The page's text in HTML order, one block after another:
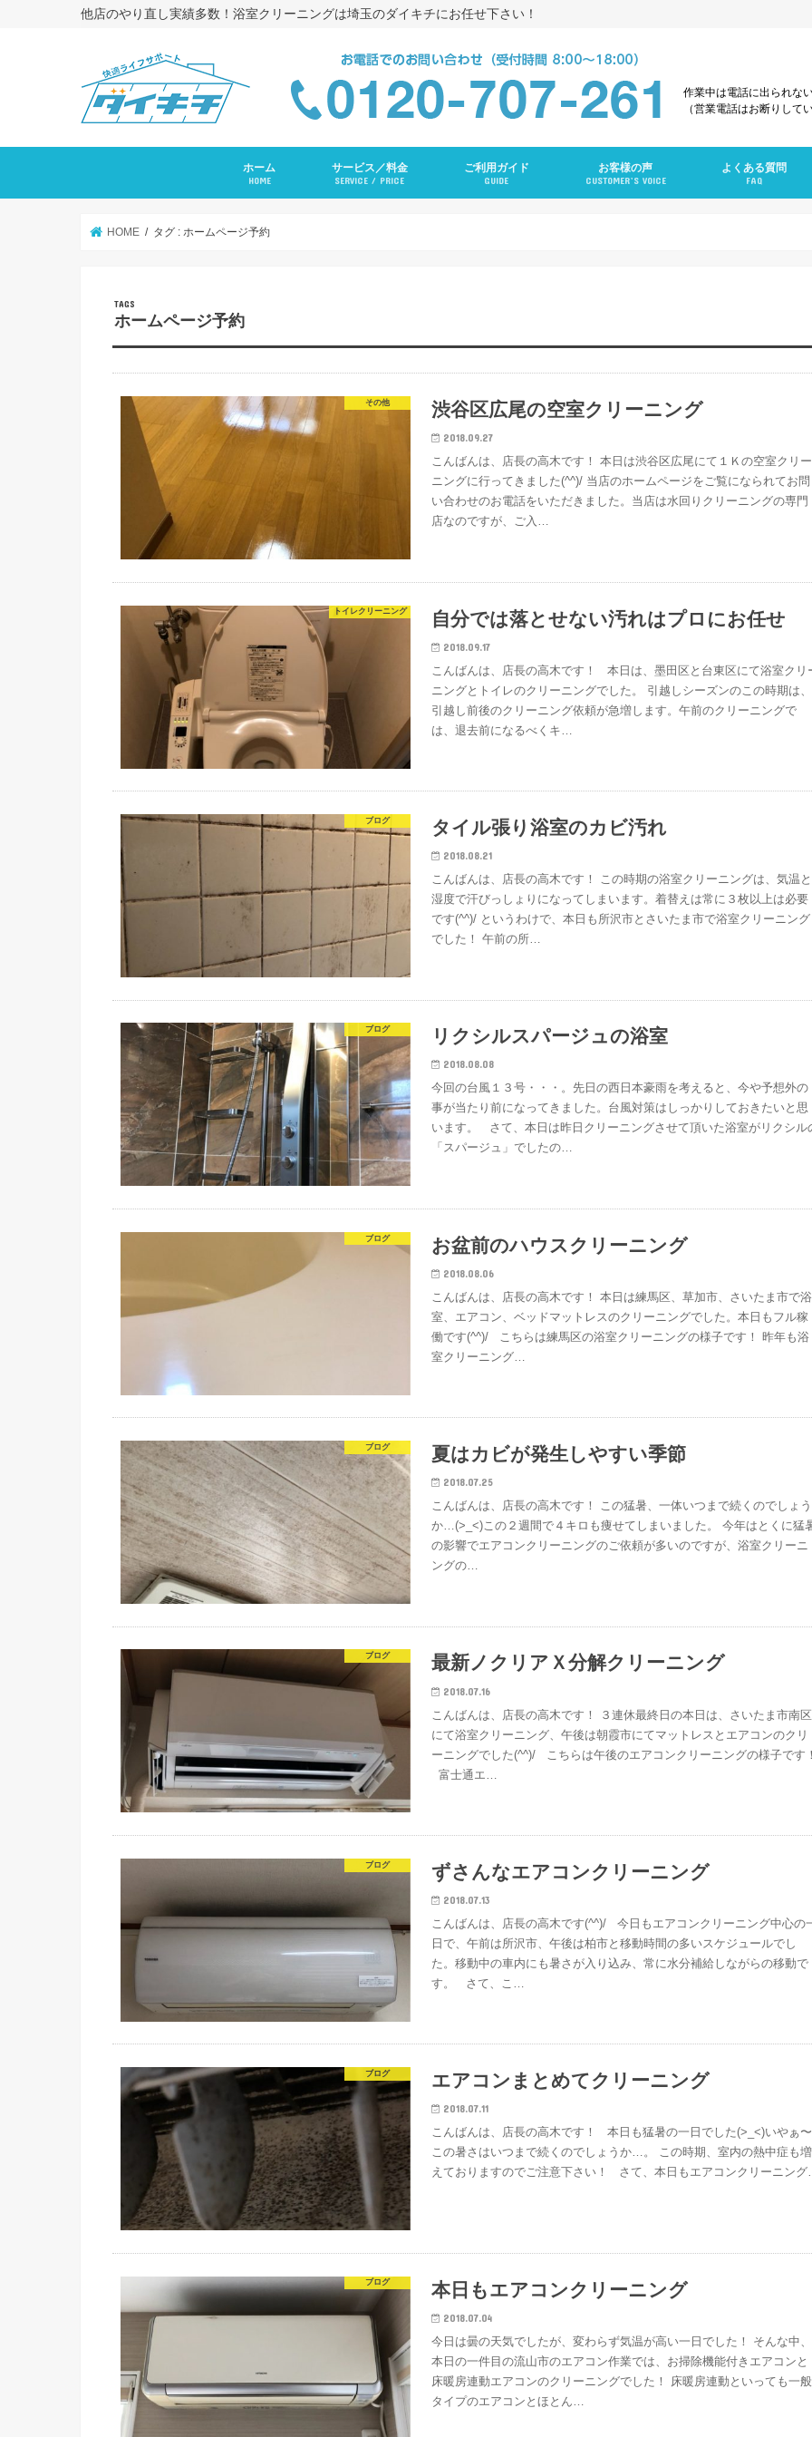
他店のやり直し実績多数！浴室クリーニングは埼玉のダイキチにお任せ下さい！
作業中は電話に出られな
（営業電話はお断りして
ホーム
HOME
サービス／料金
SERVICE / PRICE
ご利用ガイド
GUIDE
お客様の声
CUSTOMER’S VOICE
よくある質問
FAQ
HOME タグ : ホームページ予約
ホームページ予約
その他 渋谷区広尾の空室クリーニング
2018.09.27
こんばんは、店長の高木です！ 本日は渋谷区広尾にて１Ｋの空室クリー
ニングに行ってきました(^^)/ 当店のホームページをご覧になられてお問
い合わせのお電話をいただきました。当店は水回りクリーニングの専門
店なのですが、ご入…
トイレクリーニング 自分では落とせない汚れはプロにお任せ
2018.09.17
こんばんは、店長の高木です！ 本日は、墨田区と台東区にて浴室クリ
ニングとトイレのクリーニングでした。 引越しシーズンのこの時期は、
引越し前後のクリーニング依頼が急増します。午前のクリーニングで
は、退去前になるべくキ…
ブログ タイル張り浴室のカビ汚れ
2018.08.21
こんばんは、店長の高木です！ この時期の浴室クリーニングは、気温と
湿度で汗びっしょりになってしまいます。着替えは常に３枚以上は必要
です(^^)/ というわけで、本日も所沢市とさいたま市で浴室クリーニング
でした！ 午前の所…
ブログ リクシルスパージュの浴室
2018.08.08
今回の台風１３号・・・。先日の西日本豪雨を考えると、今や予想外の
事が当たり前になってきました。台風対策はしっかりしておきたいと思
います。 さて、本日は昨日クリーニングさせて頂いた浴室がリクシル
「スパージュ」でしたの…
ブログ お盆前のハウスクリーニング
2018.08.06
こんばんは、店長の高木です！ 本日は練馬区、草加市、さいたま市で浴
室、エアコン、ベッドマットレスのクリーニングでした。本日もフル稼
働です(^^)/ こちらは練馬区の浴室クリーニングの様子です！ 昨年も浴
室クリーニング…
ブログ 夏はカビが発生しやすい季節
2018.07.25
こんばんは、店長の高木です！ この猛暑、一体いつまで続くのでしょう
か…(>_<)この２週間で４キロも痩せてしまいました。 今年はとくに猛
の影響でエアコンクリーニングのご依頼が多いのですが、浴室クリーニ
ングの…
ブログ 最新ノクリアＸ分解クリーニング
2018.07.16
こんばんは、店長の高木です！ ３連休最終日の本日は、さいたま市南区
にて浴室クリーニング、午後は朝霞市にてマットレスとエアコンのクリ
ーニングでした(^^)/ こちらは午後のエアコンクリーニングの様子です
富士通エ…
ブログ ずさんなエアコンクリーニング
2018.07.13
こんばんは、店長の高木です(^^)/ 今日もエアコンクリーニング中心の
日で、午前は所沢市、午後は柏市と移動時間の多いスケジュールでし
た。移動中の車内にも暑さが入り込み、常に水分補給しながらの移動で
す。 さて、こ…
ブログ エアコンまとめてクリーニング
2018.07.11
こんばんは、店長の高木です！ 本日も猛暑の一日でした(>_<)いやぁ〜
この暑さはいつまで続くのでしょうか…。 この時期、室内の熱中症も増
えておりますのでご注意下さい！ さて、本日もエアコンクリーニン
ブログ 本日もエアコンクリーニング
2018.07.04
今日は曇の天気でしたが、変わらず気温が高い一日でした！ そんな中、
本日の一件目の流山市のエアコン作業では、お掃除機能付きエアコンと
床暖房連動エアコンのクリーニングでした！ 床暖房連動といっても一般
タイプのエアコンとほとん…